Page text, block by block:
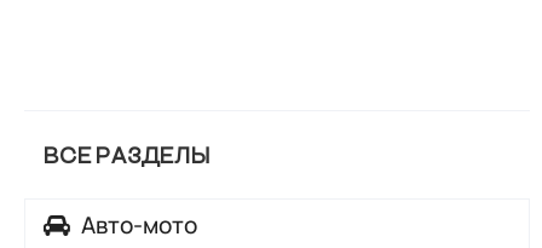
ВСЕ РАЗДЕЛЫ
Авто-мото